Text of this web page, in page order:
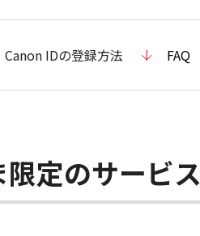
Canon IDの登録方法 FAQ
定のサービス